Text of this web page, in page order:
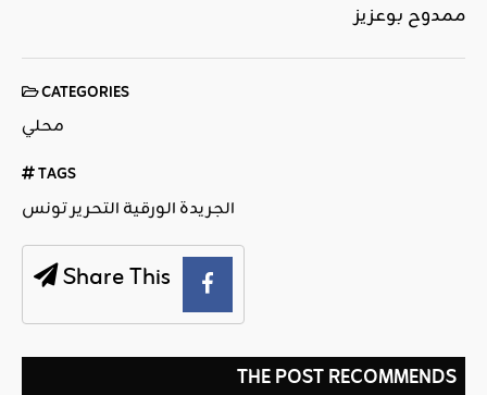
ممدوح بوعزيز
CATEGORIES
محلي
TAGS
الجريدة الورقية التحرير تونس
Share This
THE POST RECOMMENDS